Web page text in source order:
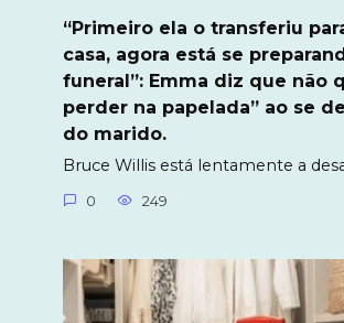
“Primeiro ela o transferiu
casa, agora está se
funeral”: Emma diz que não
perder na papelada” ao se
do marido.
Bruce Willis está lentamente a
0 249